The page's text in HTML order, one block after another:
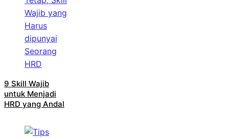
9 Skill Wajib
untuk Menjadi
HRD yang Andal